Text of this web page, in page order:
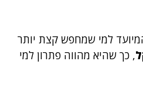
למי שמחפש קצת יותר
, כך שהיא מהווה פתרון למי